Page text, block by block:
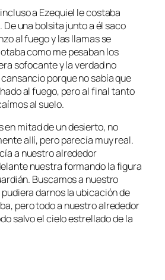
a Ezequiel le costaba
De una bolsita junto a él saco
al fuego y las llamas se
como me pesaban los
sofocante y la verdad no
porque no sabía que
al fuego, pero al final tanto
al suelo.
en mitad de un desierto, no
allí, pero parecía muy real.
a nuestro alrededor
nuestra formando la figura
Buscamos a nuestro
darnos la ubicación de
pero todo a nuestro alrededor
salvo el cielo estrellado de la